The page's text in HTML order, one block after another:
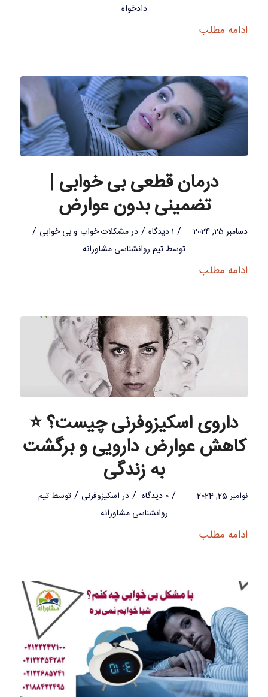
دادخواه
ادامه مطلب
درمان قطعی بی خوابی |
تضمینی بدون عوارض
دسامبر 25, 2024 / 1 دیدگاه / درمشکلات خواب و بی خوابی /
توسط تیم روانشناسی مشاورانه
ادامه مطلب
داروی اسکیزوفرنی چیست؟ ⭐
کاهش عوارض دارویی و برگشت
به زندگی
نوامبر 25, 2024 / 0 دیدگاه / در اسکیزوفرنی / توسط تیم
روانشناسی مشاورانه
ادامه مطلب